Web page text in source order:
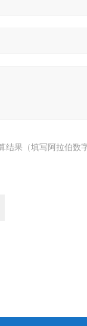
结果（填写阿拉伯数